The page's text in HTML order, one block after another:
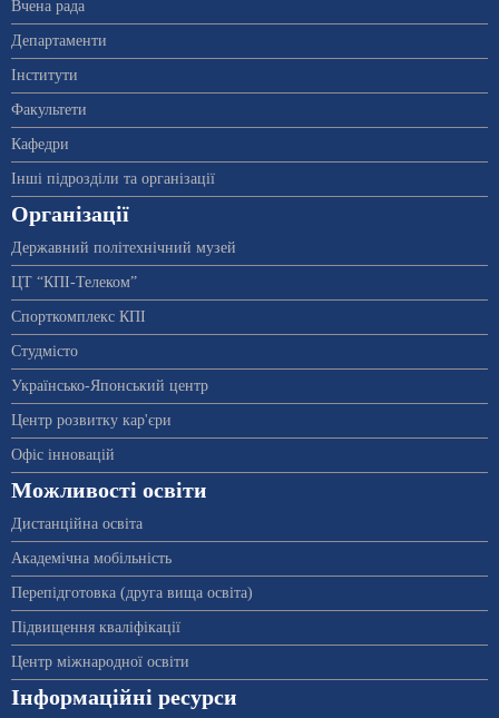
Вчена рада
Департаменти
Інститути
Факультети
Кафедри
Інші підрозділи та організації
Організації
Державний політехнічний музей
ЦТ “КПІ-Телеком”
Спорткомплекс КПІ
Студмісто
Українсько-Японський центр
Центр розвитку кар'єри
Офіс інновацій
Можливості освіти
Дистанційна освіта
Академічна мобільність
Перепідготовка (друга вища освіта)
Підвищення кваліфікації
Центр міжнародної освіти
Інформаційні ресурси